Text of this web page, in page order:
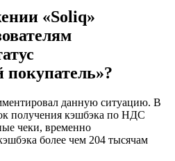
«Soliq»
покупатель»?
данную ситуацию. В
получения кэшбэка по НДС
чеки, временно
более чем 204 тысячам